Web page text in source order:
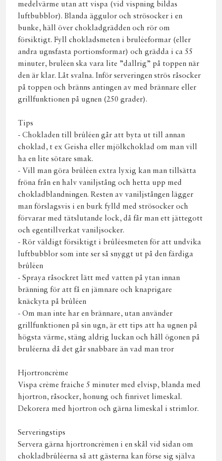
medelvärme utan att vispa (vid vispning bildas
luftbubblor). Blanda äggulor och strösocker i en
bunke, häll över chokladgrädden och rör om
försiktigt. Fyll chokladsmeten i bruléeformar (eller
andra ugnsfasta portionsformar) och grädda i ca 55
minuter, bruléen ska vara lite ”dallrig” på toppen när
den är klar. Låt svalna. Inför serveringen strös råsocker
på toppen och bränns antingen av med brännare eller
grillfunktionen på ugnen (250 grader).
Tips
- Chokladen till brûléen går att byta ut till annan
choklad, t ex Geisha eller mjölkchoklad om man vill
ha en lite sötare smak.
- Vill man göra brûléen extra lyxig kan man tillsätta
fröna från en halv vaniljstång och hetta upp med
chokladblandningen. Resten av vaniljstången lägger
man förslagsvis i en burk fylld med strösocker och
förvarar med tätslutande lock, då får man ett jättegott
och egentillverkat vaniljsocker.
- Rör väldigt försiktigt i brûléesmeten för att undvika
luftbubblor som inte ser så snyggt ut på den färdiga
brûléen
- Spraya råsockret lätt med vatten på ytan innan
bränning för att få en jämnare och knaprigare
knäckyta på brûléen
- Om man inte har en brännare, utan använder
grillfunktionen på sin ugn, är ett tips att ha ugnen på
högsta värme, stäng aldrig luckan och håll ögonen på
bruléerna då det går snabbare än vad man tror
Hjortroncrème
Vispa crème fraiche 5 minuter med elvisp, blanda med
hjortron, råsocker, honung och finrivet limeskal.
Dekorera med hjortron och gärna limeskal i strimlor.
Serveringstips
Servera gärna hjortroncrèmen i en skål vid sidan om
chokladbrûléerna så att gästerna kan förse sig själva